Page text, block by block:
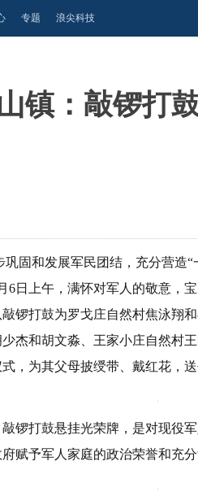
专题 浪尖科技
镇：敲锣打
固和发展军民团结，充分营造
6日上午，满怀对军人的敬意，
锣打鼓为罗戈庄自然村焦泳翔
杰和胡文淼、王家小庄自然村
，为其父母披绶带、戴红花，
锣打鼓悬挂光荣牌，是对现役
赋予军人家庭的政治荣誉和充分